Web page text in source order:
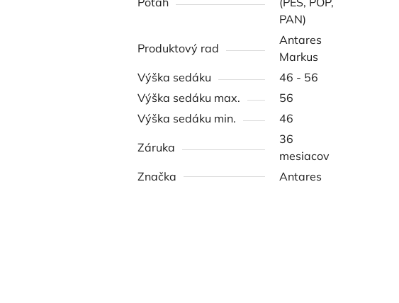
PAN)
Produktový rad
Antares
Markus
Výška sedáku
46 - 56
Výška sedáku max.
56
Výška sedáku min.
46
Záruka
36
mesiacov
Značka
Antares